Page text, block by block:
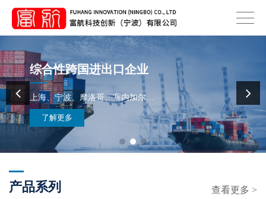
综合性跨国进出口企业
上海、宁波、摩洛哥、塞内加尔…
了解更多
产品系列 查看更多 >